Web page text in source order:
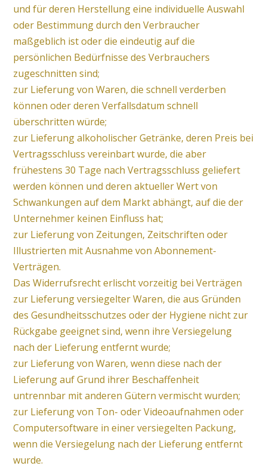
und für deren Herstellung eine individuelle Auswahl
oder Bestimmung durch den Verbraucher
maßgeblich ist oder die eindeutig auf die
persönlichen Bedürfnisse des Verbrauchers
zugeschnitten sind;
zur Lieferung von Waren, die schnell verderben
können oder deren Verfallsdatum schnell
überschritten würde;
zur Lieferung alkoholischer Getränke, deren Preis bei
Vertragsschluss vereinbart wurde, die aber
frühestens 30 Tage nach Vertragsschluss geliefert
werden können und deren aktueller Wert von
Schwankungen auf dem Markt abhängt, auf die der
Unternehmer keinen Einfluss hat;
zur Lieferung von Zeitungen, Zeitschriften oder
Illustrierten mit Ausnahme von Abonnement-
Verträgen.
Das Widerrufsrecht erlischt vorzeitig bei Verträgen
zur Lieferung versiegelter Waren, die aus Gründen
des Gesundheitsschutzes oder der Hygiene nicht zur
Rückgabe geeignet sind, wenn ihre Versiegelung
nach der Lieferung entfernt wurde;
zur Lieferung von Waren, wenn diese nach der
Lieferung auf Grund ihrer Beschaffenheit
untrennbar mit anderen Gütern vermischt wurden;
zur Lieferung von Ton- oder Videoaufnahmen oder
Computersoftware in einer versiegelten Packung,
wenn die Versiegelung nach der Lieferung entfernt
wurde.